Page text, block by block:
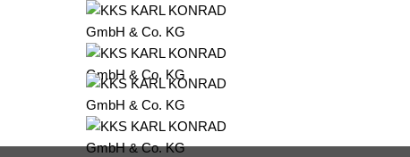
WPKKS